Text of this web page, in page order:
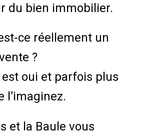
du bien immobilier.
ce réellement un
?
oui et parfois plus
l’imaginez.
et la Baule vous